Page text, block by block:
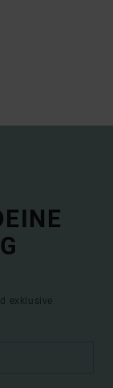
exklusive